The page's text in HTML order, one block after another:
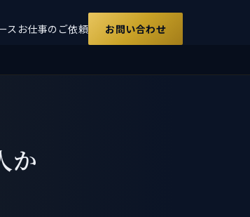
ス お仕事のご依頼 お問い合わせ
か